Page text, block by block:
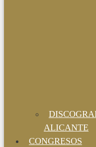
ALICANTE
CONGRESOS